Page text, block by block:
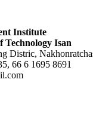
Institute
Technology Isan
Distric,
66 6 1695 8691